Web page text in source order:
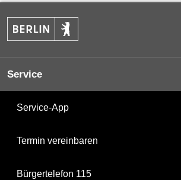
Service
Service-App
Termin vereinbaren
Bürgertelefon 115